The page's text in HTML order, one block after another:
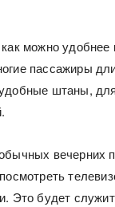
как можно
пассажиры
штаны,
Это будет